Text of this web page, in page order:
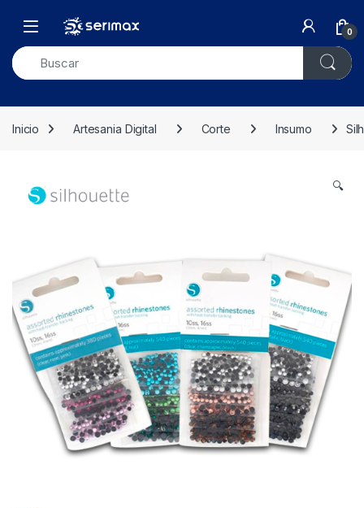
Open 0
Inicio Artesania Digital Corte Insumo
🔍